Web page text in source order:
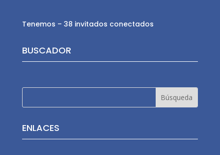
Tenemos – 38 invitados conectados
BUSCADOR
ENLACES